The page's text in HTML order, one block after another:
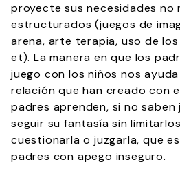
proyecte sus necesidades no
estructurados (juegos de
arena, arte terapia, uso de
et). La manera en que los
juego con los niños nos
relación que han creado con
padres aprenden, si no saben
seguir su fantasía sin
cuestionarla o juzgarla, que
padres con apego inseguro.